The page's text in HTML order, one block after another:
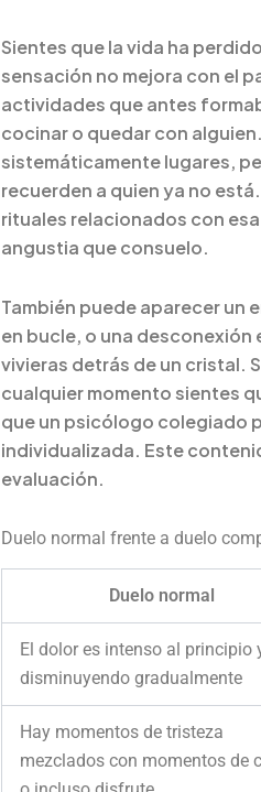
Sientes que la vida ha
sensación no mejora con el
actividades que antes
cocinar o quedar con
sistemáticamente lugares,
recuerden a quien ya no
rituales relacionados con
angustia que consuelo.
También puede aparecer un
en bucle, o una desconexión
vivieras detrás de un cristal.
cualquier momento sientes
que un psicólogo colegiado
individualizada. Este
evaluación.
Duelo normal frente a duelo
Duelo normal
El dolor es intenso al principio
disminuyendo gradualmente
Hay momentos de tristeza
mezclados con momentos de